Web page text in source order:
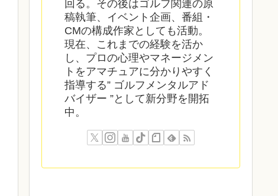
回る。その後はゴルフ関連の原
稿執筆、イベント企画、番組・
CMの構成作家としても活動。
現在、これまでの経験を活か
し、プロの心理やマネージメン
トをアマチュアに分かりやすく
指導する” ゴルフメンタルアド
バイザー ”として新分野を開拓
中。